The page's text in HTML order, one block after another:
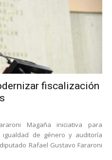
fiscalización
Magaña iniciativa para
igualdad de género y auditoría
Rafael Gustavo Fararoni